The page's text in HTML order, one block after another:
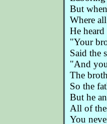
But
Where
He
"Your
Said the
"And
The
So the
But he
All of
You